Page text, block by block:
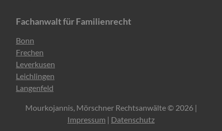
Fachanwalt für Familienrecht
Navigation
überspringen
Bonn
Frechen
Leverkusen
Leichlingen
Langenfeld
Mourkojannis, Mörschner Rechtsanwälte © 2026 |
Impressum | Datenschutz